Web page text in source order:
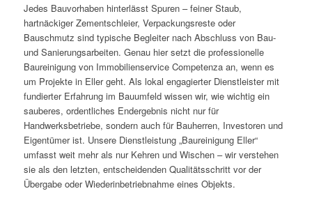
Jedes Bauvorhaben hinterlässt Spuren – feiner Staub,
hartnäckiger Zementschleier, Verpackungsreste oder
Bauschmutz sind typische Begleiter nach Abschluss von Bau-
und Sanierungsarbeiten. Genau hier setzt die professionelle
Baureinigung von Immobilienservice Competenza an, wenn es
um Projekte in Eller geht. Als lokal engagierter Dienstleister mit
fundierter Erfahrung im Bauumfeld wissen wir, wie wichtig ein
sauberes, ordentliches Endergebnis nicht nur für
Handwerksbetriebe, sondern auch für Bauherren, Investoren und
Eigentümer ist. Unsere Dienstleistung „Baureinigung Eller“
umfasst weit mehr als nur Kehren und Wischen – wir verstehen
sie als den letzten, entscheidenden Qualitätsschritt vor der
Übergabe oder Wiederinbetriebnahme eines Objekts.